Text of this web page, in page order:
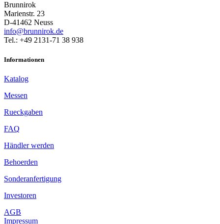
Brunnirok
Marienstr. 23
D-41462 Neuss
info@brunnirok.de
Tel.: +49 2131-71 38 938
Informationen
Katalog
Messen
Rueckgaben
FAQ
Händler werden
Behoerden
Sonderanfertigung
Investoren
AGB
Impressum